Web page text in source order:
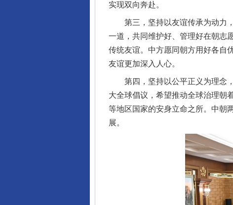
实现双向奔赴。
第三，坚持以友谊传承为动力，
一道，共同维护好、管理好在朝志
传统友谊。中方愿同朝方用好各自
友谊更加深入人心。
第四，坚持以公平正义为理念，
大全球倡议，希望推动全球治理朝
等地区国家的安身立命之所。中朝
展。